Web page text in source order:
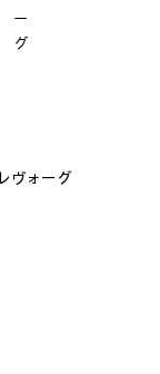
ー
グ
レヴォーグ